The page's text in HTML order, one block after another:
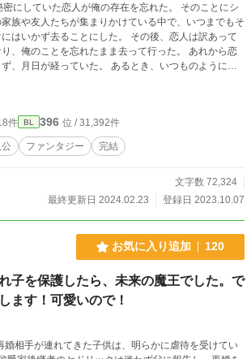
にしていた恋人が俺の存在を忘れた。 そのことにシ
族や友人たちが集まりかけている中で、いつまでもそ
はいかず去ることにした。 その後、恋人は訳あって
、俺のことを忘れたまま去って行った。 あれから恋
、月日が経っていた。 あるとき、いつものように仕
り真上に明るい光が降ってきて……？ ※沢山のお
ざいます。深く感謝申し上げます。
件 BL 396 位 / 31,392件
ファンタジー 完結
文字数 72,324
最終更新日 2024.02.23
登録日 2023.10.07
お気に入り追加 120
子を保護したら、未来の魔王でした。で
ます！可愛いので！
婚相手が連れてきた子供は、明らかに虐待を受けてい